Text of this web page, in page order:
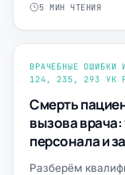
5 МИН ЧТЕНИЯ
ВРАЧЕБНЫЕ ОШИБКИ
124, 235, 293 УК
Смерть
вызова
персонала и
Разберём